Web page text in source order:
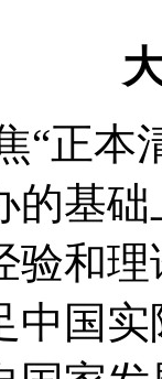
本清
基
验和
中国